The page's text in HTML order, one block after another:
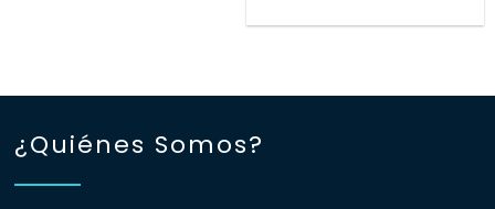
¿Quiénes Somos?